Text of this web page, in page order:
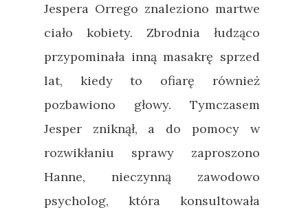
Jespera Orrego znaleziono martwe
ciało kobiety. Zbrodnia łudząco
przypominała inną masakrę sprzed
lat, kiedy to ofiarę również
pozbawiono głowy. Tymczasem
Jesper zniknął, a do pomocy w
rozwikłaniu sprawy zaproszono
Hanne, nieczynną zawodowo
psycholog, która konsultowała